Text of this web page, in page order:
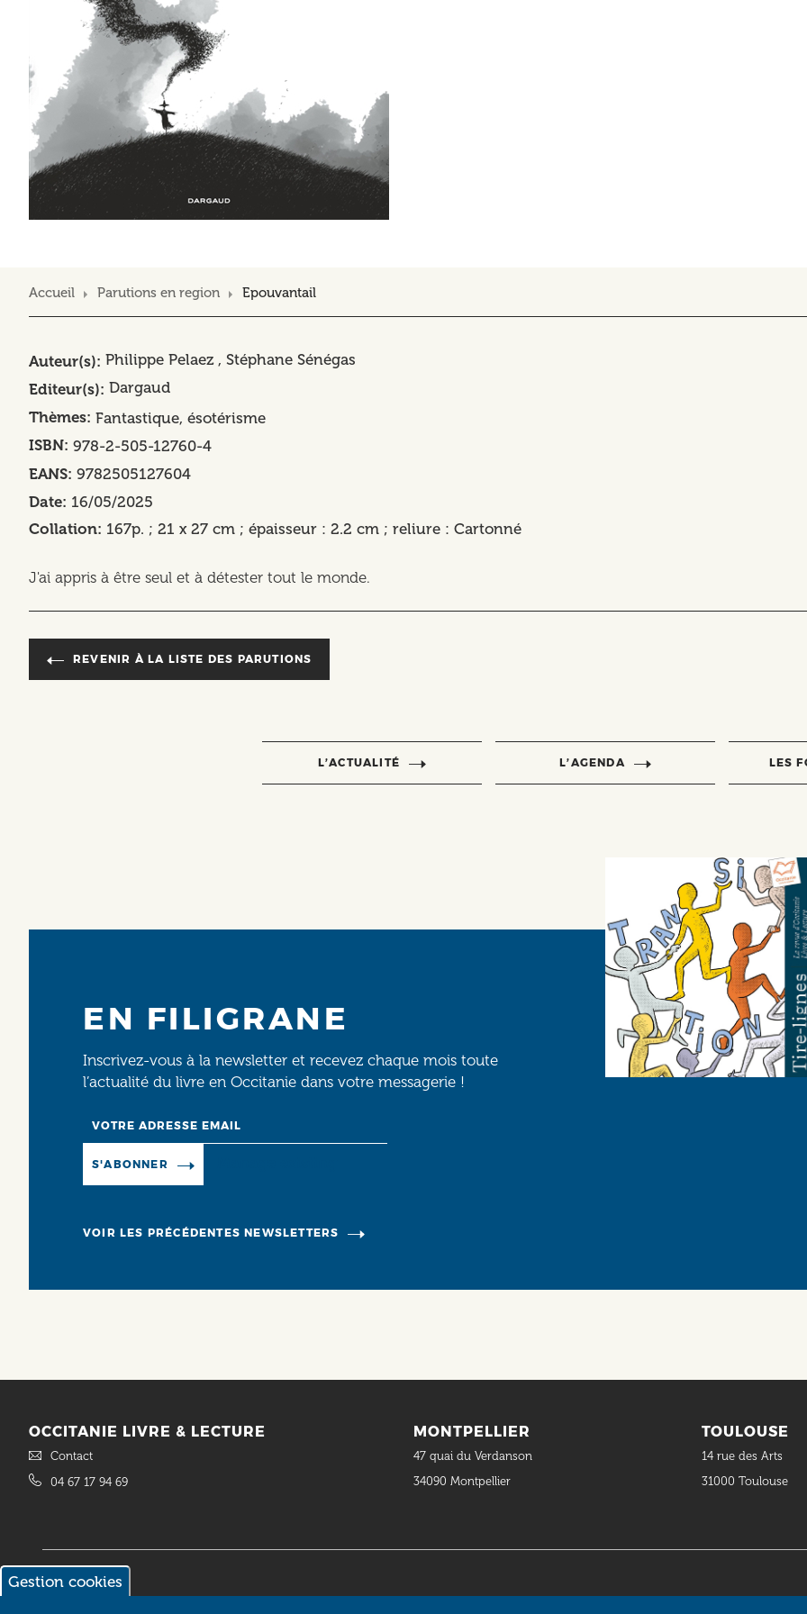
Accueil Parutions en region Epouvantail
Auteur(s) Philippe Pelaez , Stéphane Sénégas
Editeur(s) Dargaud
Thèmes Fantastique, ésotérisme
ISBN 978-2-505-12760-4
EANS 9782505127604
Date 16/05/2025
Collation 167p. ; 21 x 27 cm ; épaisseur : 2.2 cm ; reliure : Cartonné
J'ai appris à être seul et à détester tout le monde.
REVENIR À LA LISTE DES PARUTIONS
L’ACTUALITÉ L’AGENDA LES
EN FILIGRANE
Inscrivez-vous à la newsletter et recevez chaque mois toute
l’actualité du livre en Occitanie dans votre messagerie !
S'ABONNER
VOIR LES PRÉCÉDENTES NEWSLETTERS
OCCITANIE LIVRE & LECTURE
Contact
04 67 17 94 69
MONTPELLIER
47 quai du Verdanson
34090 Montpellier
TOULOUSE
14 rue des Arts
31000 Toulouse
Gestion cookies